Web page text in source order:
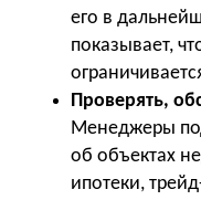
его в
показывает,
Проверять,
Менеджеры
об объектах
ипотеки,